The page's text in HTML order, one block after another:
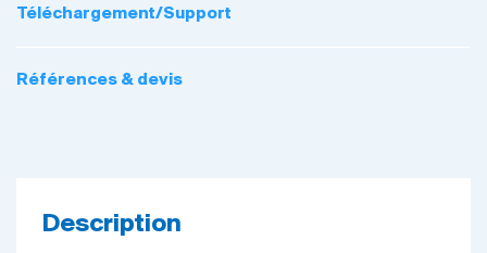
Téléchargement/Support
Références & devis
Description